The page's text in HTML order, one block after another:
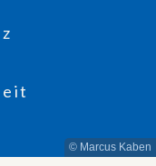
© Marcus Kaben